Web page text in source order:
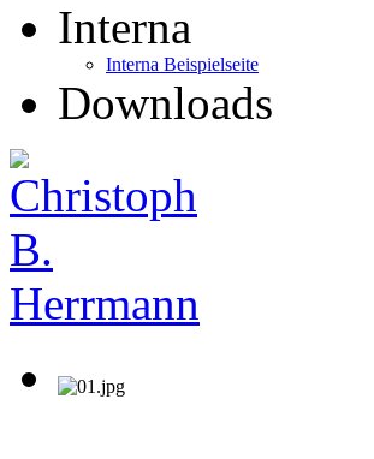
Interna
Interna Beispielseite
Downloads